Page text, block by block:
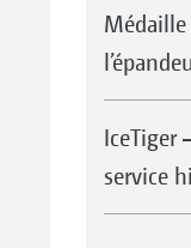
Médaille
IceTiger
service